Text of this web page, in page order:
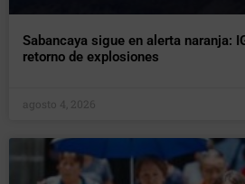
Sabancaya sigue en alerta naranja:
retorno de explosiones
agosto 4, 2026